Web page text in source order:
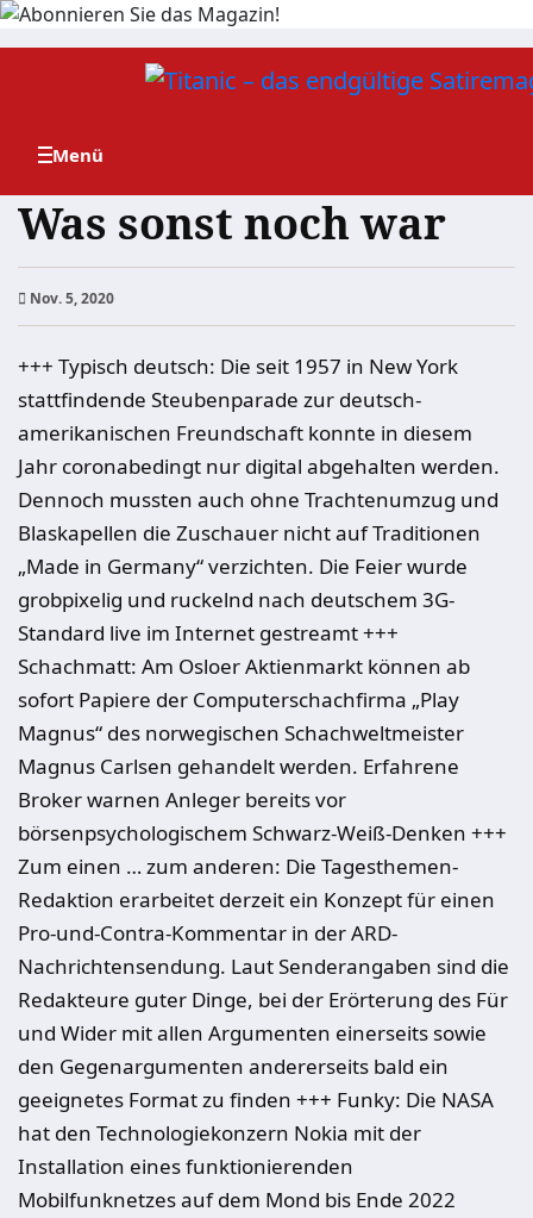
Zum
Was sonst noch war
Nov. 5, 2020
+++ Typisch deutsch: Die seit 1957 in New York
stattfindende Steubenparade zur deutsch-
amerikanischen Freundschaft konnte in diesem
Jahr coronabedingt nur digital abgehalten werden.
Dennoch mussten auch ohne Trachtenumzug und
Blaskapellen die Zuschauer nicht auf Traditionen
„Made in Germany“ verzichten. Die Feier wurde
grobpixelig und ruckelnd nach deutschem 3G-
Standard live im Internet gestreamt +++
Schachmatt: Am Osloer Aktienmarkt können ab
sofort Papiere der Computerschachfirma „Play
Magnus“ des norwegischen Schachweltmeister
Magnus Carlsen gehandelt werden. Erfahrene
Broker warnen Anleger bereits vor
börsenpsychologischem Schwarz-Weiß-Denken +++
Zum einen … zum anderen: Die Tagesthemen-
Redaktion erarbeitet derzeit ein Konzept für einen
Pro-und-Contra-Kommentar in der ARD-
Nachrichtensendung. Laut Senderangaben sind die
Redakteure guter Dinge, bei der Erörterung des Für
und Wider mit allen Argumenten einerseits sowie
den Gegenargumenten andererseits bald ein
geeignetes Format zu finden +++ Funky: Die NASA
hat den Technologiekonzern Nokia mit der
Installation eines funktionierenden
Mobilfunknetzes auf dem Mond bis Ende 2022